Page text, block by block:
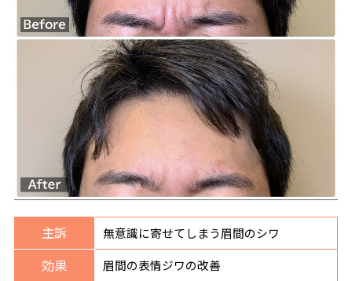
主訴 無意識に寄せてしまう眉間のシワ
効果 眉間の表情ジワの改善